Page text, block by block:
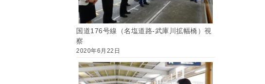
国道176号線（名塩道路-武庫川拡幅橋）視
察
2020年6月22日